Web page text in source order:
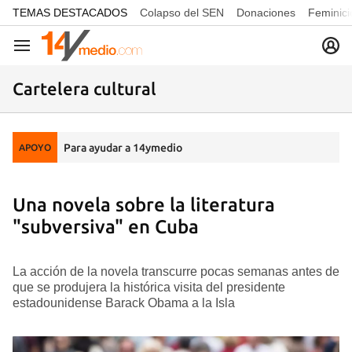
common.go-to-content
TEMAS DESTACADOS Colapso del SEN Donaciones
Navegación
Cartelera cultural
APOYO Para ayudar a 14ymedio
Una novela sobre la literatura
"subversiva" en Cuba
La acción de la novela transcurre pocas semanas antes de
que se produjera la histórica visita del presidente
estadounidense Barack Obama a la Isla